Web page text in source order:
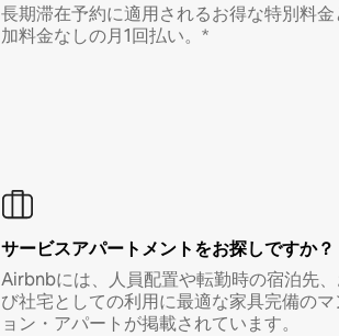
長期滞在予約に適用されるお得な特別料金
加料金なしの月1回払い。*
サービスアパートメントをお探しですか？
Airbnbには、人員配置や転勤時の宿泊先、
び社宅としての利用に最適な家具完備のマ
ョン・アパートが掲載されています。